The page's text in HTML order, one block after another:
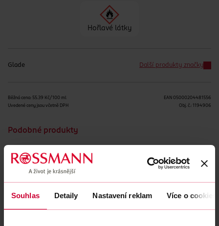
Souhlas Detaily Nastavení reklam Více o cookies
Hořlavé látky
Glade Další produkty značky
Běžná cena: 55.39 Kč/100 ml
Uvedené ceny jsou včetně DPH
EAN 05000204481556
Obj. č.: 1194906
Podobné produkty